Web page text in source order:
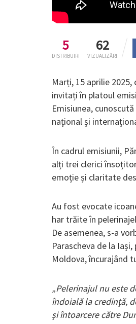
5
DISTRIBUIRI
62
VIZUALIZĂRI
Marți, 15 aprilie
invitați în platoul
Emisiunea,
național și
În cadrul emisiunii,
alți trei clerici
emoție și claritate
Au fost evocate
har trăite în
De asemenea, s-a
Parascheva de la
Moldova, încurajând
„Pelerinajul nu este
îndoială la credință,
și întoarcere către